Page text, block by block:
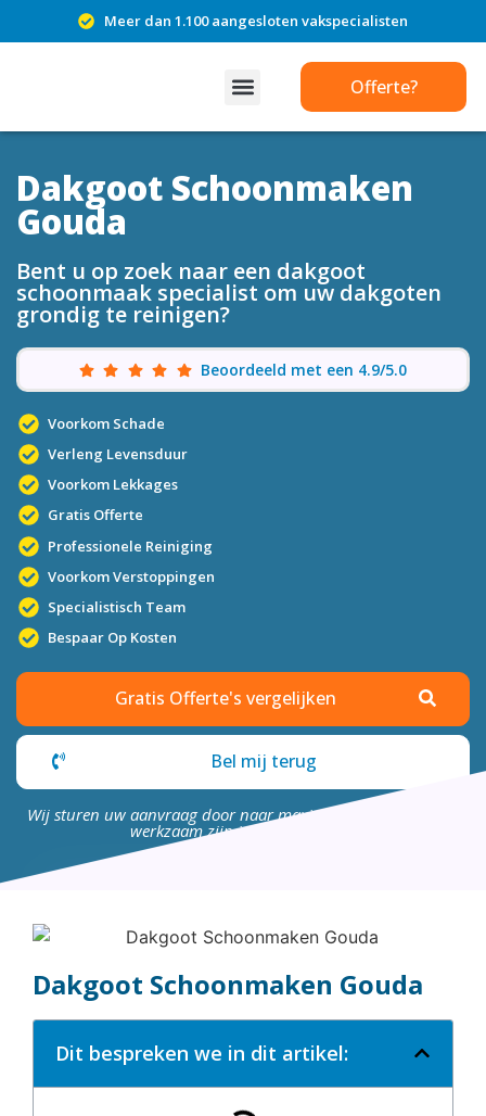
Meer dan 1.100 aangesloten vakspecialisten
Offerte?
Dakgoot Schoonmaken
Gouda
Bent u op zoek naar een dakgoot
schoonmaak specialist om uw dakgoten
grondig te reinigen?
Beoordeeld met een 4.9/5.0
Voorkom Schade
Verleng Levensduur
Voorkom Lekkages
Gratis Offerte
Professionele Reiniging
Voorkom Verstoppingen
Specialistisch Team
Bespaar Op Kosten
Gratis Offerte's vergelijken
Bel mij terug
Wij sturen uw aanvraag door naar maximaal 4 bedrijven die
werkzaam zijn in uw omgeving.
Dakgoot Schoonmaken Gouda
Dit bespreken we in dit artikel: